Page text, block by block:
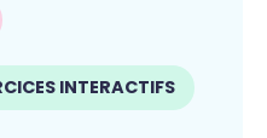
INTERACTIFS